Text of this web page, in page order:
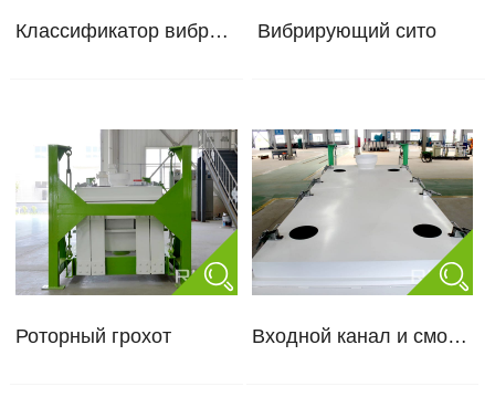
Классификатор вибрационных грохотов Вибрирующий сито
Роторный грохот Входной канал и смотровое отверстие